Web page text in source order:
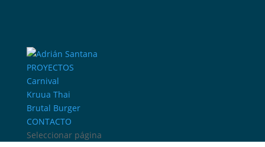
PROYECTOS
Carnival
Kruua Thai
Brutal Burger
CONTACTO
Seleccionar página